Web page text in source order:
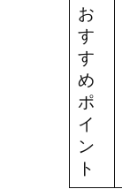
お
す
す
め
ポ
イ
ン
ト